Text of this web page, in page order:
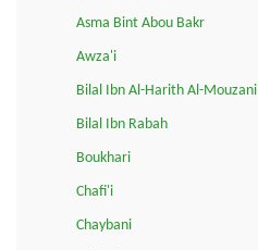
Asma Bint Abou Bakr
Awza'i
Bilal Ibn Al-Harith Al-Mouzani
Bilal Ibn Rabah
Boukhari
Chafi'i
Chaybani